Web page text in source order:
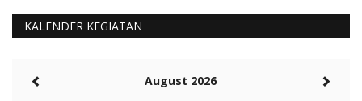
KALENDER KEGIATAN
August 2026